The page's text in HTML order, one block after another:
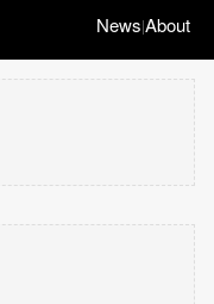
News|About